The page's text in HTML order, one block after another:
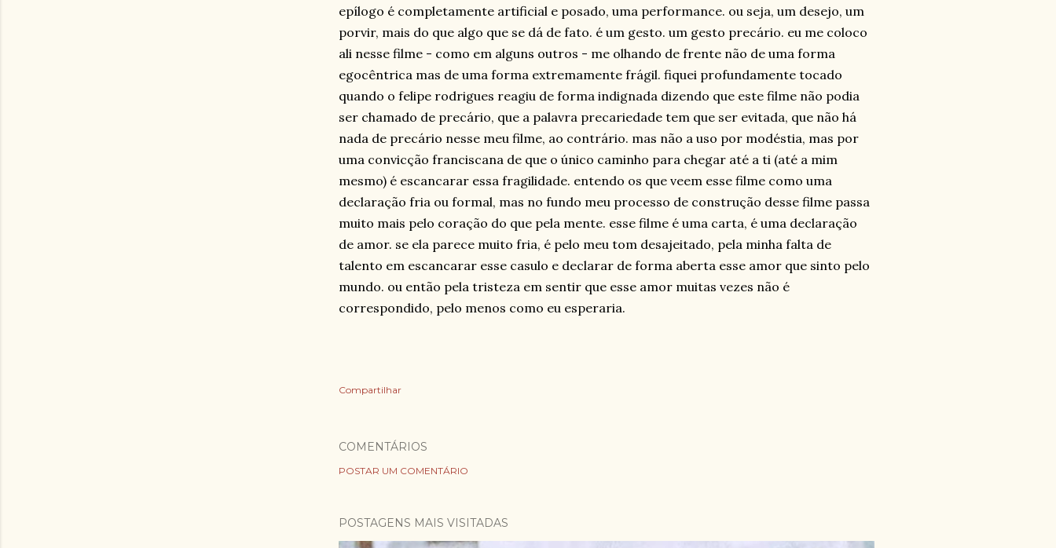
epílogo é completamente artificial e posado, uma performance. ou seja, um desejo, um
porvir, mais do que algo que se dá de fato. é um gesto. um gesto precário. eu me coloco
ali nesse filme - como em alguns outros - me olhando de frente não de uma forma
egocêntrica mas de uma forma extremamente frágil. fiquei profundamente tocado
quando o felipe rodrigues reagiu de forma indignada dizendo que este filme não podia
ser chamado de precário, que a palavra precariedade tem que ser evitada, que não há
nada de precário nesse meu filme, ao contrário. mas não a uso por modéstia, mas por
uma convicção franciscana de que o único caminho para chegar até a ti (até a mim
mesmo) é escancarar essa fragilidade. entendo os que veem esse filme como uma
declaração fria ou formal, mas no fundo meu processo de construção desse filme passa
muito mais pelo coração do que pela mente. esse filme é uma carta, é uma declaração
de amor. se ela parece muito fria, é pelo meu tom desajeitado, pela minha falta de
talento em escancarar esse casulo e declarar de forma aberta esse amor que sinto pelo
mundo. ou então pela tristeza em sentir que esse amor muitas vezes não é
correspondido, pelo menos como eu esperaria.
Compartilhar
COMENTÁRIOS
POSTAR UM COMENTÁRIO
POSTAGENS MAIS VISITADAS